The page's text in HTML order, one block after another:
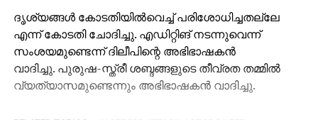
ദൃശ്യങ്ങള്‍ കോടതിയില്‍വെച്ച് പരിശോധിച്ചതല്ലേ
എന്ന് കോടതി ചോദിച്ചു. എഡിറ്റിങ് നടന്നുവെന്ന്
സംശയമുണ്ടെന്ന് ദിലീപിന്റെ അഭിഭാഷകന്‍
വാദിച്ചു. പുരുഷ-സ്ത്രീ ശബ്ദങ്ങളുടെ തീവ്രത തമ്മില്‍
വ്യത്യാസമുണ്ടെന്നും അഭിഭാഷകന്‍ വാദിച്ചു.